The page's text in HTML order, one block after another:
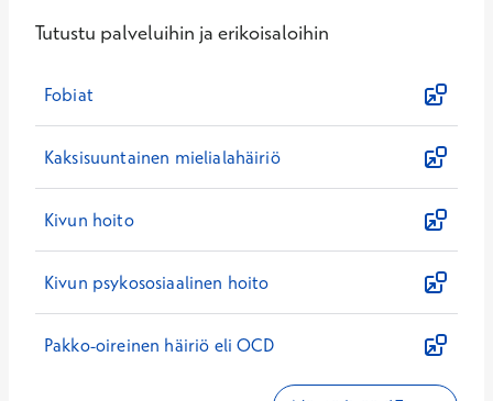
Tutustu palveluihin ja erikoisaloihin
Fobiat
Kaksisuuntainen mielialahäiriö
Kivun hoito
Kivun psykososiaalinen hoito
Pakko-oireinen häiriö eli OCD